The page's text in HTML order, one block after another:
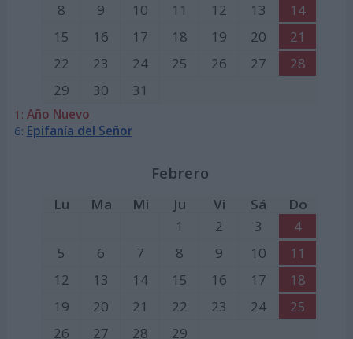
8
9 10 11 12 13
14
15
16 17 18 19 20
21
22
23 24 25 26 27
28
29
30 31
1: Año Nuevo
6: Epifanía del Señor
Febrero
Lu Ma Mi Ju Vi Sá
Do
1
2 3
4
5
6 7 8 9 10
11
12
13 14 15 16 17
18
19
20 21 22 23 24
25
26
27 28 29